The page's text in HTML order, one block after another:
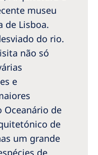
museu
de Lisboa.
do rio.
não só
e
Oceanário de
de
um grande